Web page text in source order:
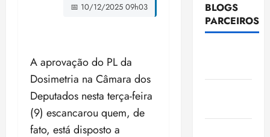
📅 10/12/2025 09h03
A aprovação do PL da
Dosimetria na Câmara dos
Deputados nesta terça-feira
(9) escancarou quem, de
fato, está disposto a
BLOGS
PARCEIROS